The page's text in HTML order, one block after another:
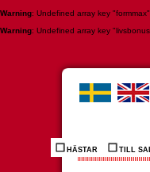
Warning: Undefined array key
Warning: Undefined array key
HÄSTAR TILL